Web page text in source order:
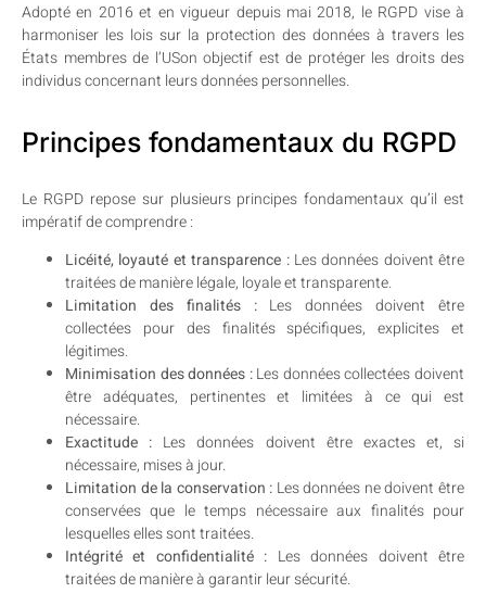
Adopté en 2016 et en vigueur depuis mai 2018, le RGPD vise à
harmoniser les lois sur la protection des données à travers les
États membres de l’USon objectif est de protéger les droits des
individus concernant leurs données personnelles.
Principes fondamentaux du RGPD
Le RGPD repose sur plusieurs principes fondamentaux qu’il est
impératif de comprendre :
Licéité, loyauté et transparence :Les données doivent être
traitées de manière légale, loyale et transparente.
Limitation des finalités :Les données doivent être
collectées pour des finalités spécifiques, explicites et
légitimes.
Minimisation des données :Les données collectées doivent
être adéquates, pertinentes et limitées à ce qui est
nécessaire.
Exactitude : Les données doivent être exactes et, si
nécessaire, mises à jour.
Limitation de la conservation : Les données ne doivent être
conservées que le temps nécessaire aux finalités pour
lesquelles elles sont traitées.
Intégrité et confidentialité : Les données doivent être
traitées de manière à garantir leur sécurité.